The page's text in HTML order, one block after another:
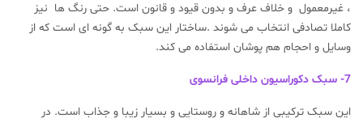
، غیرمعمول و خلاف عرف و بدون قیود و قانون است. حتی رنگ ها نیز
کاملا تصادفی انتخاب می شوند .ساختار این سبک به گونه ای است که از
وسایل و احجام هم پوشان استفاده می کند.
7- سبک دکوراسیون داخلی فرانسوی
این سبک ترکیبی از شاهانه و روستایی و بسیار زیبا و جذاب است. در